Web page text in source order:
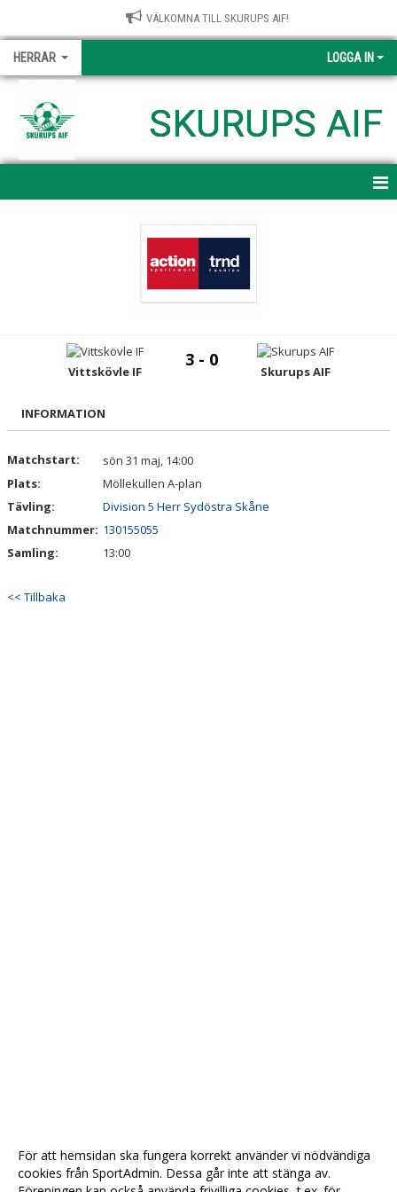
VÄLKOMNA TILL SKURUPS AIF!
HERRAR LOGGA IN
SKURUPS AIF
BILDGALLERI
MATCHER
KONTAKT
Vittskövle IF
3 - 0
Skurups AIF
INFORMATION
Matchstart:
sön 31 maj, 14:00
Plats:
Möllekullen A-plan
Tävling:
Division 5 Herr Sydöstra Skåne
Matchnummer: 130155055
Samling:
13:00
<< Tillbaka
För att hemsidan ska fungera korrekt använder vi nödvändiga
cookies från SportAdmin. Dessa går inte att stänga av.